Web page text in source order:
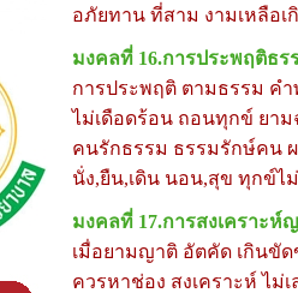
อภัยทาน ที่สาม งามเหลือเ
มงคลที่ 16.การประพฤติธร
การประพฤติ ตามธรรม ค
ไม่เดือดร้อน ถอนทุกข์ ยาม
คนรักธรรม ธรรมรักษ์คน
นั่ง,ยืน,เดิน นอน,สุข ทุกข์ไ
มงคลที่ 17.การสงเคราะห์
เมื่อยามญาติ อัตคัด เกินขัด
ควรหาช่อง สงเคราะห์ ไม่